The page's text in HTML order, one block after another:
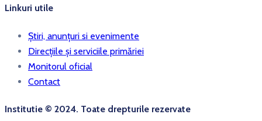
Linkuri utile
Știri, anunțuri si evenimente
Direcțiile și serviciile primăriei
Monitorul oficial
Contact
Institutie © 2024. Toate drepturile rezervate